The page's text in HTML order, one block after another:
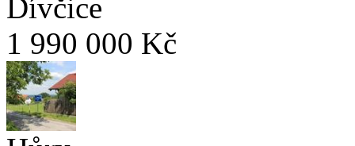
Dívčice
1 990 000 Kč